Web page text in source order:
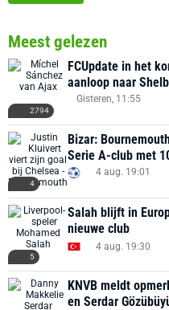
Meest gelezen
2794
FCUpdate in het
aanloop naar
Gisteren, 11:55
4
Bizar:
Serie A-club met
4 aug. 19:01
5
Salah blijft in
nieuwe club
4 aug. 19:30
KNVB meldt
en Serdar